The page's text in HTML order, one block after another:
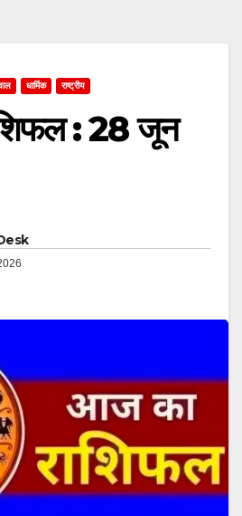
धार्मिक राष्ट्रीय
: 28 जून